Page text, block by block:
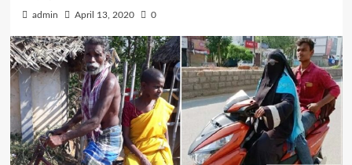
admin April 13, 2020 0